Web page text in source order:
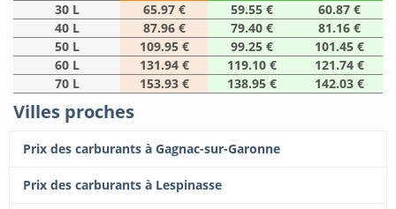
30 L
65.97 € 59.55 €
60.87 €
40 L
87.96 € 79.40 €
81.16 €
50 L
109.95 € 99.25 €
101.45 €
60 L
131.94 € 119.10 €
121.74 €
70 L
153.93 € 138.95 € 142.03 €
Villes proches
Prix des carburants à Gagnac-sur-Garonne
Prix des carburants à Lespinasse